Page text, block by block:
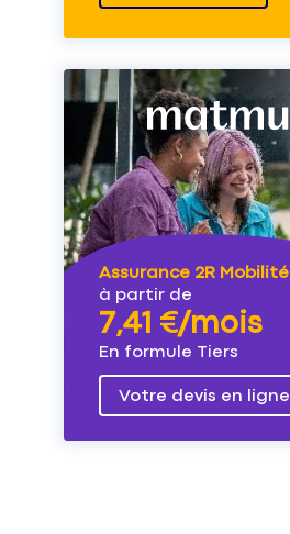
Assurance 2R Mobilité
à partir de
7,41 €/mois
En formule Tiers
Votre devis en ligne